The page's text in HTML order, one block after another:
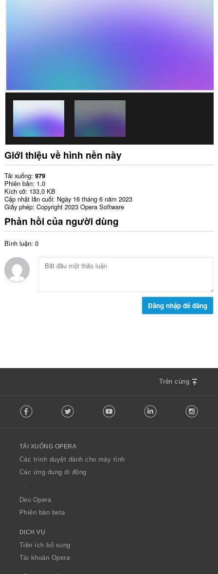
Giới thiệu về hình nền này
Tải xuống 979
Phiên bản 1.0
Kích cỡ 133,0 KB
Cập nhật lần cuối Ngày 16 tháng 6 năm 2023
Giấy phép Copyright 2023 Opera Software
Phản hồi của người dùng
Bình luận: 0
Đăng nhập để đăng
Trên cùng
o
w
O
p
a
Facebook Twitter Youtube LinkedIn
TẢI XUỐNG OPERA
Các trình duyệt dành cho máy tính
Các ứng dụng di động
Dev.Opera
Phiên bản beta
DỊCH VỤ
Tiện ích bổ sung
Tài khoản Opera